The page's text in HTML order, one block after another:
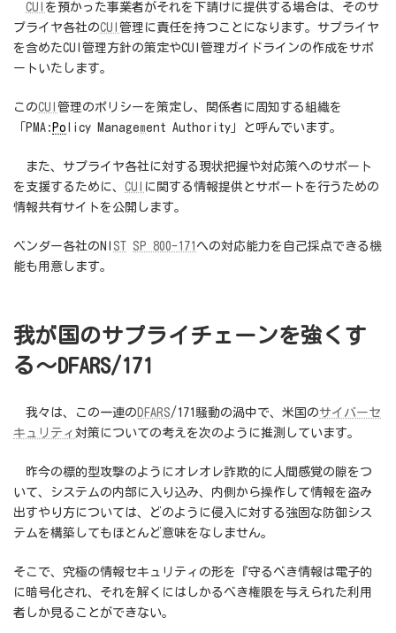
CUI を預かった事業者がそれを下請けに提供する場合は、そのサ
プライヤ各社のCUI 管理に責任を持つことになります。サプライヤ
を含めたCUI管理方針の策定やCUI管理ガイドラインの作成をサポ
ートいたします。
このCUI 管理のポリシーを策定し、関係者に周知する組織を
「PMA: Po licy Management Authority」と呼んでいます。
また、サプライヤ各社に対する現状把握や対応策へのサポート
を支援するために、 CUI
に関する情報提供とサポートを行うための
情報共有サイトを公開します。
ベンダー各社のNI ST SP 800-171 への対応能力を自己採点できる機
能も用意します。
我が国のサプライチェーンを強くす
る～DFARS/171
我々は、この一連のDFARS/171騒動の渦中で、米国のサイバーセ
キュリティ 対策についての考えを次のように推測しています。
昨今の標的型攻撃のようにオレオレ詐欺的に人間感覚の隙をつ
いて、システムの内部に入り込み、内側から操作して情報を盗み
出すやり方については、どのように侵入に対する強固な防御シス
テムを構築してもほとんど意味をなしません。
そこで、究極の情報セキュリティの形を『守るべき情報は電子的
に暗号化され、それを解くにはしかるべき権限を与えられた利用
者しか見ることができない。